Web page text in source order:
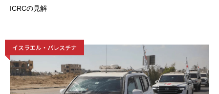
ICRCの見解
イスラエル・パレスチナ